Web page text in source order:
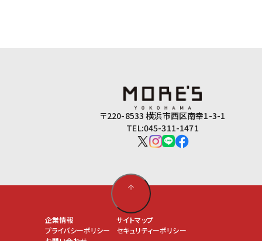
〒220-8533 横浜市西区南幸1-3-1
TEL:045-311-1471
企業情報
サイトマップ
プライバシーポリシー
セキュリティーポリシー